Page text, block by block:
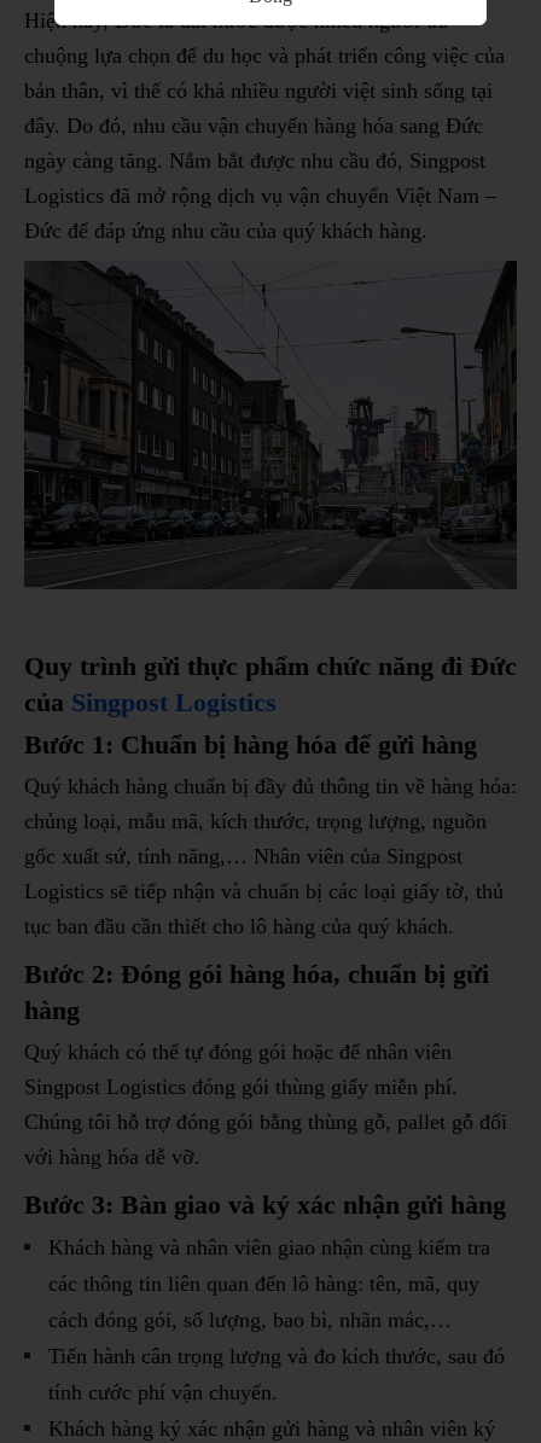
Hiện nay, Đức là đất nước được nhiều người ưa
chuộng lựa chọn để du học và phát triển công việc của
bản thân, vì thế có khá nhiều người việt sinh sống tại
đây. Do đó, nhu cầu vận chuyển hàng hóa sang Đức
ngày càng tăng. Nắm bắt được nhu cầu đó, Singpost
Logistics đã mở rộng dịch vụ vận chuyển Việt Nam –
Đức để đáp ứng nhu cầu của quý khách hàng.
Quy trình gửi thực phẩm chức năng đi Đức
của Singpost Logistics
Bước 1: Chuẩn bị hàng hóa để gửi hàng
Quý khách hàng chuẩn bị đầy đủ thông tin về hàng hóa:
chủng loại, mẫu mã, kích thước, trọng lượng, nguồn
gốc xuất sứ, tính năng,… Nhân viên của Singpost
Logistics sẽ tiếp nhận và chuẩn bị các loại giấy tờ, thủ
tục ban đầu cần thiết cho lô hàng của quý khách.
Bước 2: Đóng gói hàng hóa, chuẩn bị gửi
hàng
Quý khách có thể tự đóng gói hoặc để nhân viên
Singpost Logistics đóng gói thùng giấy miễn phí.
Chúng tôi hỗ trợ đóng gói bằng thùng gỗ, pallet gỗ đối
với hàng hóa dễ vỡ.
Bước 3: Bàn giao và ký xác nhận gửi hàng
Khách hàng và nhân viên giao nhận cùng kiểm tra
các thông tin liên quan đến lô hàng: tên, mã, quy
cách đóng gói, số lượng, bao bì, nhãn mác,…
Tiến hành cân trọng lượng và đo kích thước, sau đó
tính cước phí vận chuyển.
Khách hàng ký xác nhận gửi hàng và nhân viên ký